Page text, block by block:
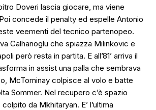
Doveri lascia giocare, ma viene
concede il penalty ed espelle Antonio
veementi del tecnico partenopeo.
Calhanoglu che spiazza Milinkovic e
però resta in partita. E all’81’ arriva il
in assist una palla che sembrava
McTominay colpisce al volo e batte
Sommer. Nel recupero c’è spazio
da Mkhitaryan. E’ l’ultima